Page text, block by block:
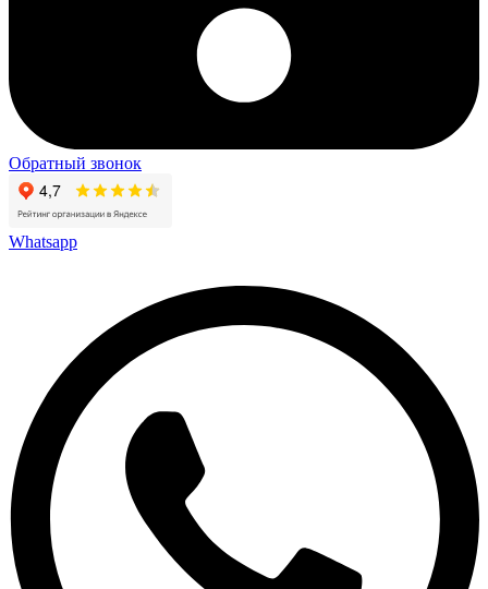
Обратный звонок
Whatsapp